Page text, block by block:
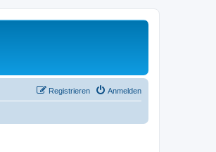
Anmelden
Registrieren